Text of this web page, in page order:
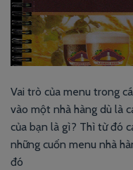
Vai trò của menu trong
vào một nhà hàng dù là
của bạn là gì? Thì từ đó
những cuốn menu nhà
đó